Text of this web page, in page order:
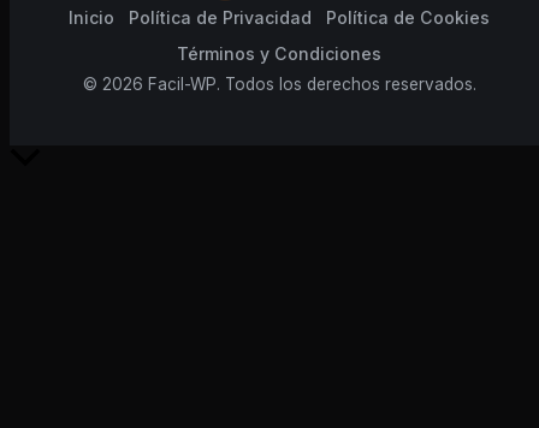
Inicio Política de Privacidad
Política de Cookies
Términos y Condiciones
© 2026 Facil-WP. Todos los derechos reservados.